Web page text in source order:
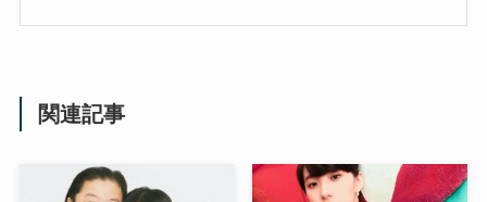
関連記事